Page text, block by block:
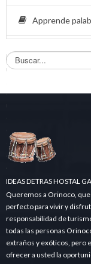
Apprende
B
u
q
a
.IDEAS DETRAS HOSTAL
Queremos a Orinoco,
perfecto para vivir y
responsabilidad de
todas las personas
extraños y exóticos, pero
ofrecer a usted la